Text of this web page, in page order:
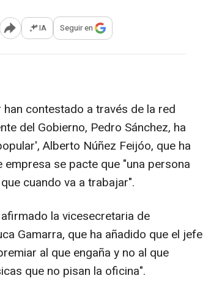
Abrir opciones para compartir
IA Seguir en
contestado a través de la red
del Gobierno, Pedro Sánchez, ha
Alberto Núñez Feijóo, que ha
se pacte que "una persona
cuando va a trabajar".
la vicesecretaria de
Gamarra, que ha añadido que el jefe
al que engaña y no al que
que no pisan la oficina".